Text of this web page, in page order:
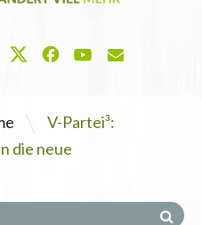
\
V-Partei³:
die neue